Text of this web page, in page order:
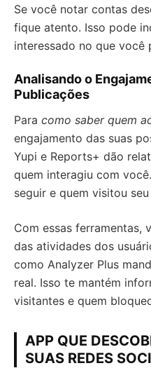
Se você notar contas
fique atento. Isso pode
interessado no que você
Analisando o
Publicações
Para como saber quem
engajamento das suas
Yupi e Reports+ dão
quem interagiu com
seguir e quem visitou
Com essas ferramentas,
das atividades dos
como Analyzer Plus
real. Isso te mantém
visitantes e quem
APP QUE
SUAS REDES